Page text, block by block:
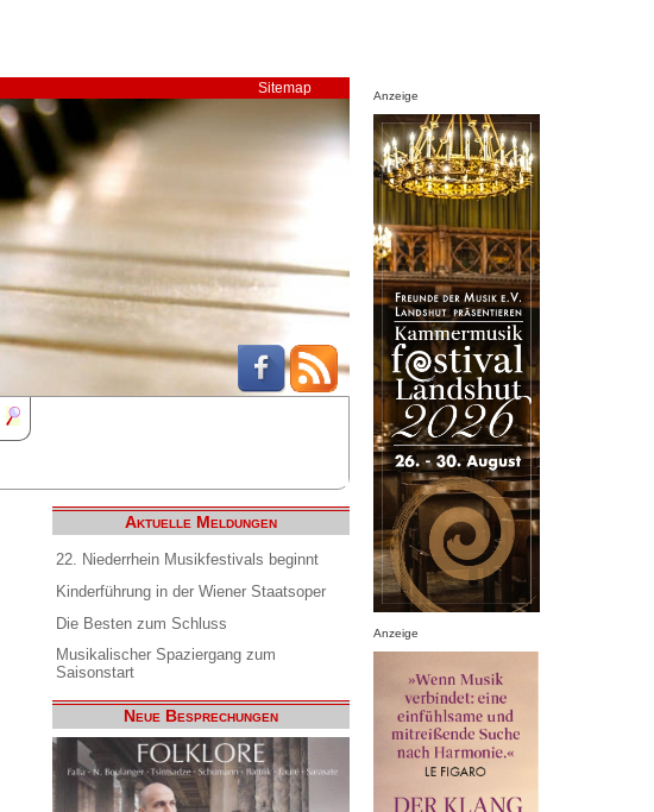
Sitemap
Aktuelle Meldungen
22. Niederrhein Musikfestivals beginnt
Kinderführung in der Wiener Staatsoper
Die Besten zum Schluss
Musikalischer Spaziergang zum
Saisonstart
Neue Besprechungen
Anzeige
Anzeige